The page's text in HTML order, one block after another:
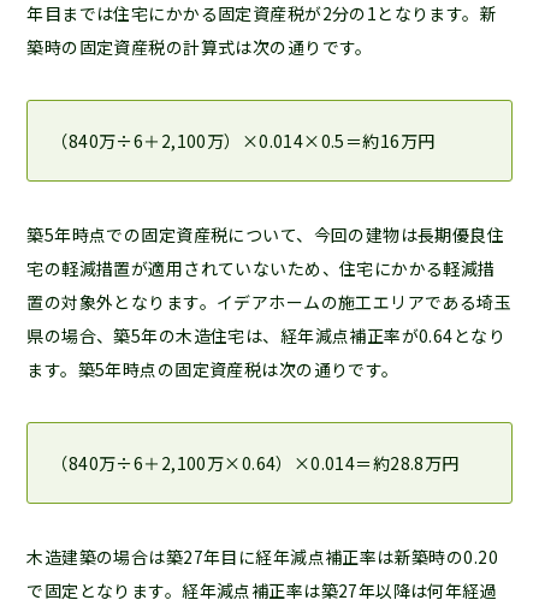
年目までは住宅にかかる固定資産税が2分の1となります。新
築時の固定資産税の計算式は次の通りです。
（840万÷6＋2,100万）×0.014×0.5＝約16万円
築5年時点での固定資産税について、今回の建物は長期優良住
宅の軽減措置が適用されていないため、住宅にかかる軽減措
置の対象外となります。イデアホームの施工エリアである埼玉
県の場合、築5年の木造住宅は、経年減点補正率が0.64となり
ます。築5年時点の固定資産税は次の通りです。
（840万÷6＋2,100万×0.64）×0.014＝約28.8万円
木造建築の場合は築27年目に経年減点補正率は新築時の0.20
で固定となります。経年減点補正率は築27年以降は何年経過